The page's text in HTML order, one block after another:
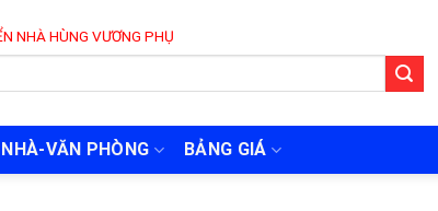
PHỤC VỤ 24/7
VĂN PHÒNG BẢNG GIÁ